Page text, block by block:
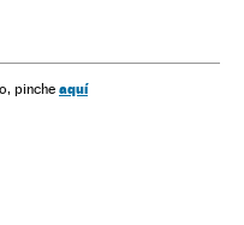
pinche aquí